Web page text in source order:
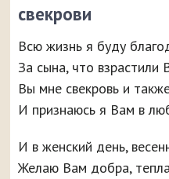
свекрови
Всю жизнь я буду
За сына, что взрастили
Вы мне свекровь и
И признаюсь я Вам в
И в женский день,
Желаю Вам добра,